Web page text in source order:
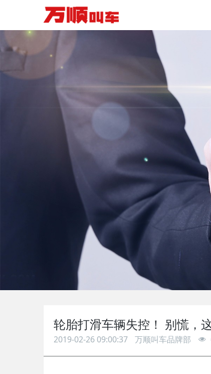
轮胎打滑车辆失控！ 别慌，
2019-02-26 09:00:37 万顺叫车品牌部